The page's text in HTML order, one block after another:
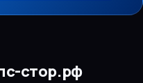
стор.рф